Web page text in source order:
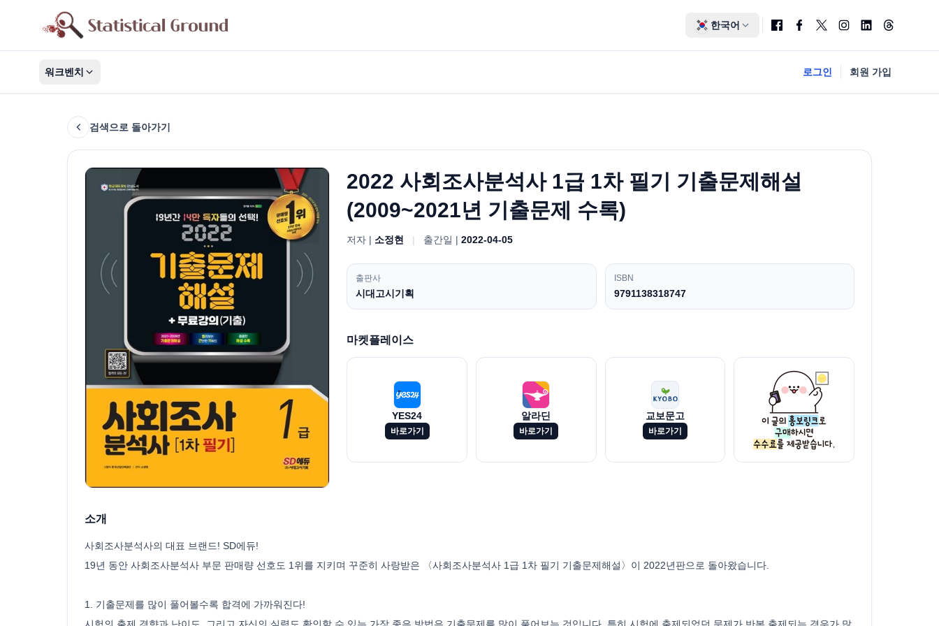
한국어
워크벤치 로그인 회원 가입
검색으로 돌아가기
2022 사회조사분석사 1급 1차 필기 기출문제해설
(2009~2021년 기출문제 수록)
저자 | 소정현 | 출간일 |2022-04-05
출판사
시대고시기획
ISBN
9791138318747
마켓플레이스
YES24
바로가기
알라딘
바로가기
교보문고
바로가기
소개
사회조사분석사의 대표 브랜드! SD에듀!
19년 동안 사회조사분석사 부문 판매량 선호도 1위를 지키며 꾸준히 사랑받은 〈사회조사분석사 1급 1차 필기 기출문제해설〉이 2022년판으로 돌아왔습니다.
1. 기출문제를 많이 풀어볼수록 합격에 가까워진다!
시험의 출제 경향과 난이도, 그리고 자신의 실력도 확인할 수 있는 가장 좋은 방법은 기출문제를 많이 풀어보는 것입니다. 특히 시험에 출제되었던 문제가 반복 출제되는 경우가 많